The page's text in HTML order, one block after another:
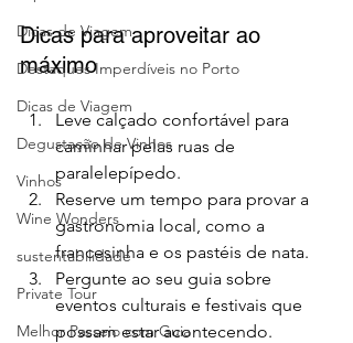
Dicas de Viagem
Destaques Imperdíveis no Porto
Dicas de Viagem
Degustação de Vinhos
Vinhos
Wine Wonders
sustentabilidade
Private Tour
Melhor Passeio com Guia
Dicas para aproveitar ao
máximo
Leve calçado confortável para
caminhar pelas ruas de
paralelepípedo.
Reserve um tempo para provar a
gastronomia local, como a
francesinha e os pastéis de nata.
Pergunte ao seu guia sobre
eventos culturais e festivais que
possam estar acontecendo.